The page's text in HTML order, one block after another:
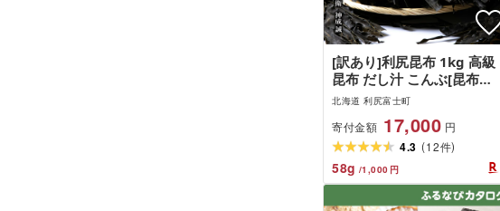
[訳あり]利尻昆布 1kg 高級
昆布 だし汁 こんぶ[昆布屋
神兵衛]北海道ふるさと納税
海道 昆布 利尻昆布 高級昆
布 お出汁 コンブ こんぶ 北
海道産昆布 利尻こんぶ 贈答
規格外
北海道 利尻富士町
寄付金額 17,000 円
4.3 (12件)
58g /1,000 円